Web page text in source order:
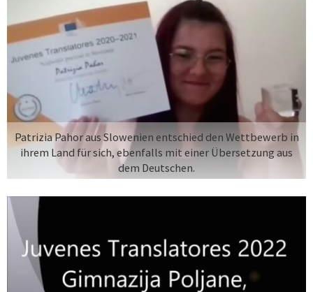
Patrizia Pahor aus Slowenien entschied den Wettbewerb in
ihrem Land für sich, ebenfalls mit einer Übersetzung aus
dem Deutschen.